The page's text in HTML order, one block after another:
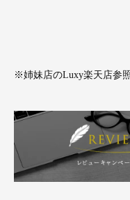
※姉妹店のLuxy楽天店参